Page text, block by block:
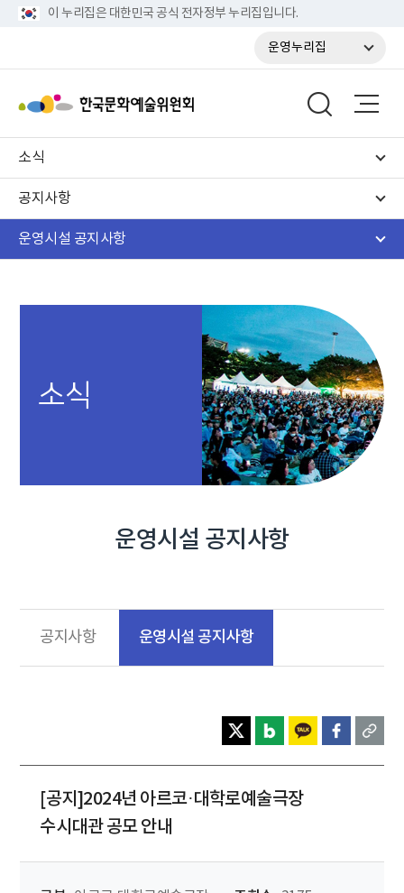
이 누리집은 대한민국 공식 전자정부 누리집입니다.
운영누리집
소식
공지사항
운영시설 공지사항
소식
운영시설 공지사항
공지사항 운영시설 공지사항
[공지]2024년 아르코·대학로예술극장
수시대관 공모 안내